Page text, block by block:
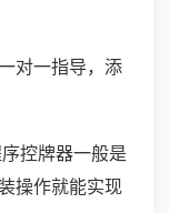
对一指导，添
控牌器一般是
操作就能实现